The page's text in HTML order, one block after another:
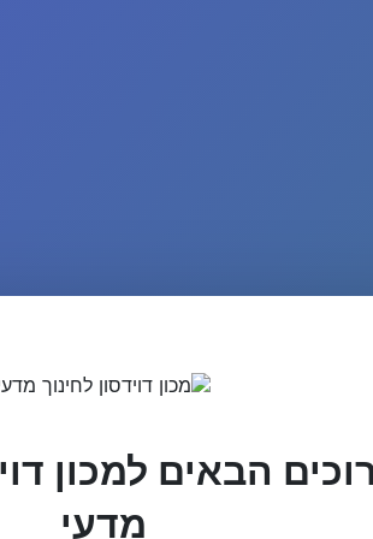
הבאים למכון
מדעי